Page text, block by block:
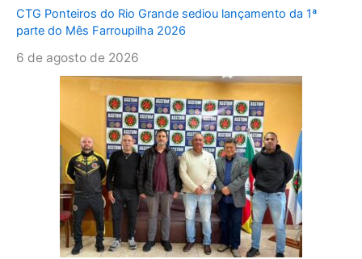
CTG Ponteiros do Rio Grande sediou lançamento da 1ª
parte do Mês Farroupilha 2026
6 de agosto de 2026